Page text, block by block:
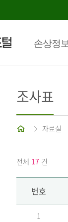
손상정보
조사표
홈 자료실
전체 17 건
번호
1